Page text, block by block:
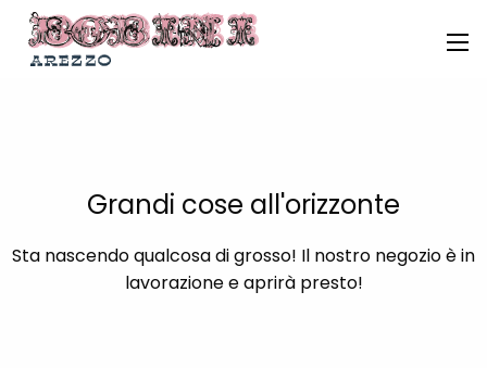
Grandi cose all'orizzonte
Sta nascendo qualcosa di grosso! Il nostro negozio è in
lavorazione e aprirà presto!